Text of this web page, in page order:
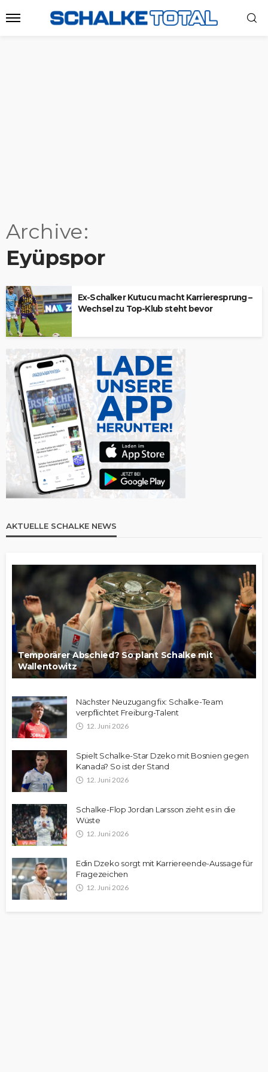
Archive
Eyüpspor
Ex-Schalker Kutucu macht Karrieresprung –
Wechsel zu Top-Klub steht bevor
AKTUELLE SCHALKE NEWS
Temporärer Abschied? So plant Schalke mit
Wallentowitz
Nächster Neuzugang fix: Schalke-Team
verpflichtet Freiburg-Talent
12. Juni 2026
Spielt Schalke-Star Dzeko mit Bosnien gegen
Kanada? So ist der Stand
12. Juni 2026
Schalke-Flop Jordan Larsson zieht es in die
Wüste
12. Juni 2026
Edin Dzeko sorgt mit Karriereende-Aussage für
Fragezeichen
12. Juni 2026